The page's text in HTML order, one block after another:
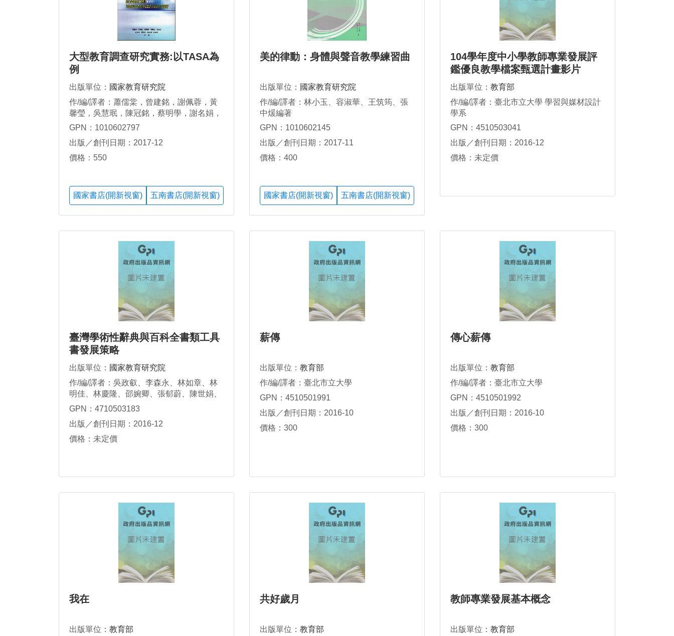
大型教育調查研究實務:以TASA為
例
出版單位： 國家教育研究院
作/編/譯者：蕭儒棠，曾建銘，謝佩蓉，黃
馨瑩，吳慧珉，陳冠銘，蔡明學，謝名娟，
謝進昌
GPN：1010602797
出版／創刊日期：2017-12
價格：550
國家書店(開新視窗) 五南書店(開新視窗)
美的律動：身體與聲音教學練習曲
出版單位： 國家教育研究院
作/編/譯者：林小玉、容淑華、王筑筠、張
中煖編著
GPN：1010602145
出版／創刊日期：2017-11
價格：400
國家書店(開新視窗) 五南書店(開新視窗)
104學年度中小學教師專業發展評
鑑優良教學檔案甄選計畫影片
出版單位： 教育部
作/編/譯者：臺北市立大學 學習與媒材設計
學系
GPN：4510503041
出版／創刊日期：2016-12
價格：未定價
臺灣學術性辭典與百科全書類工具
書發展策略
出版單位： 國家教育研究院
作/編/譯者：吳政叡、李森永、林如章、林
明佳、林慶隆、邵婉卿、張郁蔚、陳世娟、
鄭恒雄
GPN：4710503183
出版／創刊日期：2016-12
價格：未定價
薪傳
出版單位： 教育部
作/編/譯者：臺北市立大學
GPN：4510501991
出版／創刊日期：2016-10
價格：300
傳心薪傳
出版單位： 教育部
作/編/譯者：臺北市立大學
GPN：4510501992
出版／創刊日期：2016-10
價格：300
我在
出版單位： 教育部
共好歲月
出版單位： 教育部
教師專業發展基本概念
出版單位： 教育部